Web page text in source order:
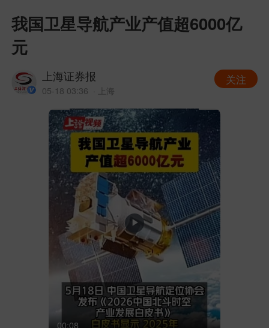
我国卫星导航产业产值超6000亿
元
上海证券报
05-18 03:36 · 上海
关注
Play
Video
00:08